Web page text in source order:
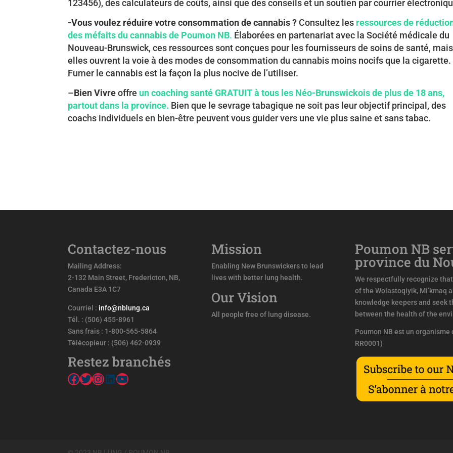
123456), des calculateurs de coûts, ainsi que des conseils et un soutien par courrier
-Vous voulez réduire votre consommation de cannabis ? Consultez les ressources de
des méfaits du cannabis de Poumon NB. Élaborées en partenariat avec la Société médicale du
Nouveau-Brunswick, ces ressources sont conçues pour les fournisseurs de soins de santé, mais
elles ouvrent la voie à des modes de consommation du cannabis moins nocifs que la cigarette.
Fumer le cannabis est la façon la plus nocive de l’utiliser.
–BienVivreoffre un coaching santé GRATUIT à tous les Néo-Brunswickois de plus de 18 ans,
partout dans la province. Bien que le sevrage tabagique ne soit pas leur objectif principal, des
coachs individuels en bien-être peuvent vous guider vers une vie plus saine et sans tabac.
Contactez-nous
Mailing Address:
2-132 Main Street, Fredericton, NB,
Canada E3A 1C7
Courriel : info@nblung.ca
Tél. : (506) 455-8961
Sans frais : 1-800-565-5864
Télécopieur : (506) 462-0939
Restez branchés
Facebook
Twitter
Instagram
LinkedIn
YouTube
Mission
Enabling New Brunswickers to lead
lives with better lung health.
Our Vision
All people free of lung disease.
Poumon NB
province du
We respectfully recognize
of the Wolastoqiyik, Mi’kmaq
knowledge keepers and seek
between the health of the
Poumon NB est un
RR0001)